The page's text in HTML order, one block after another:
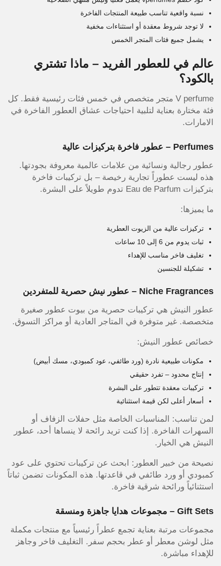
نسبة واقعية تناسب طبيعة المنتجات الفاخرة
لا توجد شروط معقدة أو استثناءات مخفية
يشمل جميع فئات المتجر الخمس
عالم في للعطور الفريد – ماذا تشتري
بالكود؟
V perfume متجر متخصص في خمس فئات رئيسية فقط. كل
فئة مختارة بعناية لتلبية احتياجات عشاق العطور الفاخرة في
الامارات.
Perfumes – عطور فاخرة بتركيزات عالية
عطور رجالية ونسائية من علامات عالمية معروفة بجودتها.
هذه ليست عطوراً تجارية رخيصة – بل تركيبات فاخرة
بتركيزات Eau de Parfum تدوم طويلاً على البشرة.
ما يميزها:
تركيزات عالية من الزيوت العطرية
ثبات يدوم من 6 إلى 10 ساعات
تغليف فاخر مناسب للإهداء
تشكيلة للجنسين
Niche Fragrances – عطور نيش حصرية للمتفردين
عطور النيش هي تركيبات حصرية من بيوت عطور صغيرة
متخصصة. غير متوفرة في المتاجر العادية أو مراكز التسوق.
خصائص عطور النيش:
مكونات طبيعية نادرة (ورد طائفي، عود كمبودي، مسك أبيض)
إنتاج محدود – تفرد حقيقي
تركيبات معقدة تتطور على البشرة
أسعار أعلى لكن قيمة استثنائية
لمن تناسب: المناسبات الخاصة مثل حفلات الزفاف أو
السهرات الفاخرة. إذا كنت تريد رائحة لا ينساها أحد، عطور
النيش هي الخيار.
نصيحة من خبير العطور: ابحث عن تركيبات تحتوي على عود
كمبودي أو ورد طائفي في قاعدتها. هذه المكونات تضمن ثباتاً
استثنائياً ورائحة شرقية فاخرة.
Gift Sets – مجموعات هدايا جاهزة ومنسقة
مجموعات مرتبة بعناية تجمع عطراً رئيسياً مع منتجات مكملة
مثل لوشن معطر أو عطر بحجم سفر. التغليف فاخر وجاهز
للإهداء مباشرة.